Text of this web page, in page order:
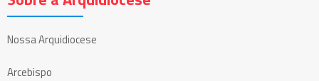
Nossa Arquidiocese
Arcebispo